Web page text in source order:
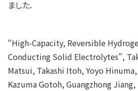
ました．
“High-Capacity, Reversible
Conducting Solid Electrolytes”,
Matsui, Takashi Itoh, Yoyo
Kazuma Gotoh, Guangzhong